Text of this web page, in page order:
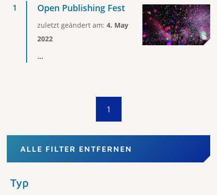
Open Publishing Fest
zuletzt geändert am: 4. May
2022
...
1
ALLE FILTER ENTFERNEN
Typ